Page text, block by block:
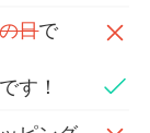
の日で
す！